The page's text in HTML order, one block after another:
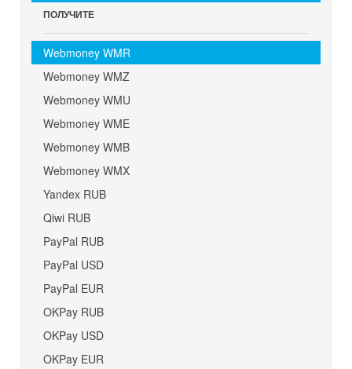
ПОЛУЧИТЕ
Webmoney WMR
Webmoney WMZ
Webmoney WMU
Webmoney WME
Webmoney WMB
Webmoney WMX
Yandex RUB
Qiwi RUB
PayPal RUB
PayPal USD
PayPal EUR
OKPay RUB
OKPay USD
OKPay EUR